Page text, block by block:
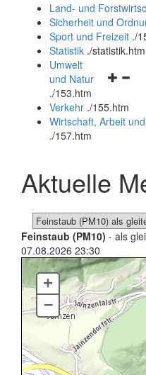
und
schließen
Land- und
Sicherheit und
Sport und Freizeit ./
Statistik ./statistik.htm
und
Umwelt
und Natur
./153.htm
Verkehr ./155.htm
Wirtschaft, Arbeit
./157.htm
Aktuelle
Feinstaub (PM10) - als
07.08.2026 23:30
+
–